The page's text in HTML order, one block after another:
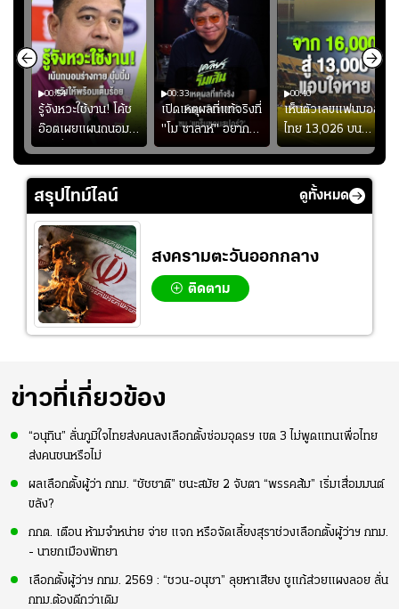
00:54
รู้จังหวะใช้งาน! โค้ช
อ๊อตเผยแผนถนอม
“บุ๋มบิ๋ม” เพื่อรักษา
ร่างกายให้พร้อมที่สุด
00:33
เปิดเหตุผลที่แท้จริงที่
"โม ซาลาห์" อยาก
ย้ายซบ "แทร็บซอนส
ปอร์"
00:40
เห็นตัวเลขแฟนบอล
ไทย 13,026 บน
สกอร์บอร์ดแล้วแอบ
ใจหาย น้อยกว่านัดที่
แล้วเจอมาเลเซียตั้ง
สรุปไทม์ไลน์ ดูทั้งหมด
สงครามตะวันออกกลาง
ติดตาม
ข่าวที่เกี่ยวข้อง
“อนุทิน” ลั่นภูมิใจไทยส่งคนลงเลือกตั้งซ่อมอุดรฯ เขต 3 ไม่พูดแทนเพื่อไทย
ส่งคนชนหรือไม่
ผลเลือกตั้งผู้ว่า กทม. “ชัชชาติ” ชนะสมัย 2 จับตา “พรรคส้ม” เริ่มเสื่อมมนต์
ขลัง?
กกต. เตือน ห้ามจำหน่าย จ่าย แจก หรือจัดเลี้ยงสุราช่วงเลือกตั้งผู้ว่าฯ กทม.
- นายกเมืองพัทยา
เลือกตั้งผู้ว่าฯ กทม. 2569 : “ชวน-อนุชา” ลุยหาเสียง ชูแก้ส่วยแผงลอย ลั่น
กทม.ต้องดีกว่าเดิม